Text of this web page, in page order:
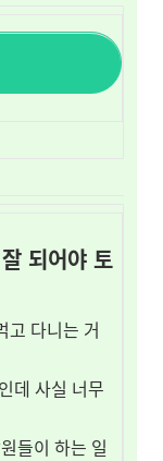
되어야 토
고 다니는 거
데 사실 너무
들이 하는 일